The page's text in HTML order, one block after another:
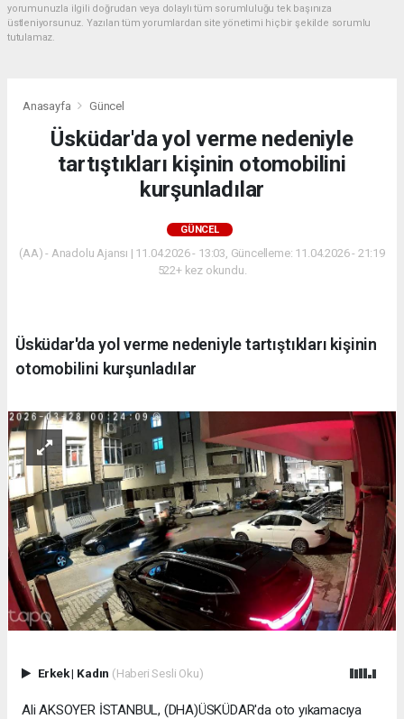
yorumunuzla ilgili doğrudan veya dolaylı tüm sorumluluğu tek başınıza
üstleniyorsunuz. Yazılan tüm yorumlardan site yönetimi hiçbir şekilde sorumlu
tutulamaz.
Anasayfa Güncel
Üsküdar'da yol verme nedeniyle
tartıştıkları kişinin otomobilini
kurşunladılar
GÜNCEL
(AA) - Anadolu Ajansı | 11.04.2026 - 13:03, Güncelleme: 11.04.2026 - 21:19
522+ kez okundu.
Üsküdar'da yol verme nedeniyle tartıştıkları kişinin
otomobilini kurşunladılar
Erkek| Kadın (Haberi Sesli Oku)
Ali AKSOYER İSTANBUL, (DHA)ÜSKÜDAR'da oto yıkamacıya